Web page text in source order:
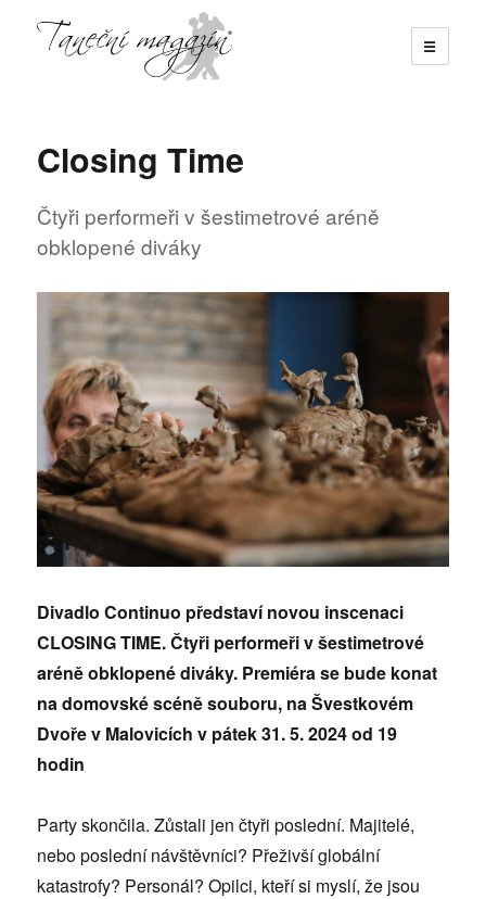
☰
Closing Time
Čtyři performeři v šestimetrové aréně
obklopené diváky
Divadlo Continuo představí novou inscenaci
CLOSING TIME. Čtyři performeři v šestimetrové
aréně obklopené diváky. Premiéra se bude konat
na domovské scéně souboru, na Švestkovém
Dvořev Malovicích v pátek 31. 5. 2024 od 19
hodin
Party skončila. Zůstali jen čtyři poslední. Majitelé,
nebo poslední návštěvníci? Přeživší globální
katastrofy? Personál? Opilci, kteří si myslí, že jsou